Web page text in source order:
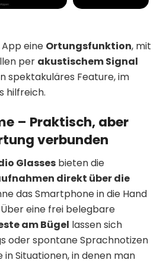
eine Ortungsfunktion, mit
per akustischem Signal
spektakuläres Feature, im
hilfreich.
– Praktisch, aber
verbunden
Glasses bieten die
direkt über die
das Smartphone in die Hand
eine frei belegbare
am Bügel lassen sich
oder spontane Sprachnotizen
in Situationen, in denen man